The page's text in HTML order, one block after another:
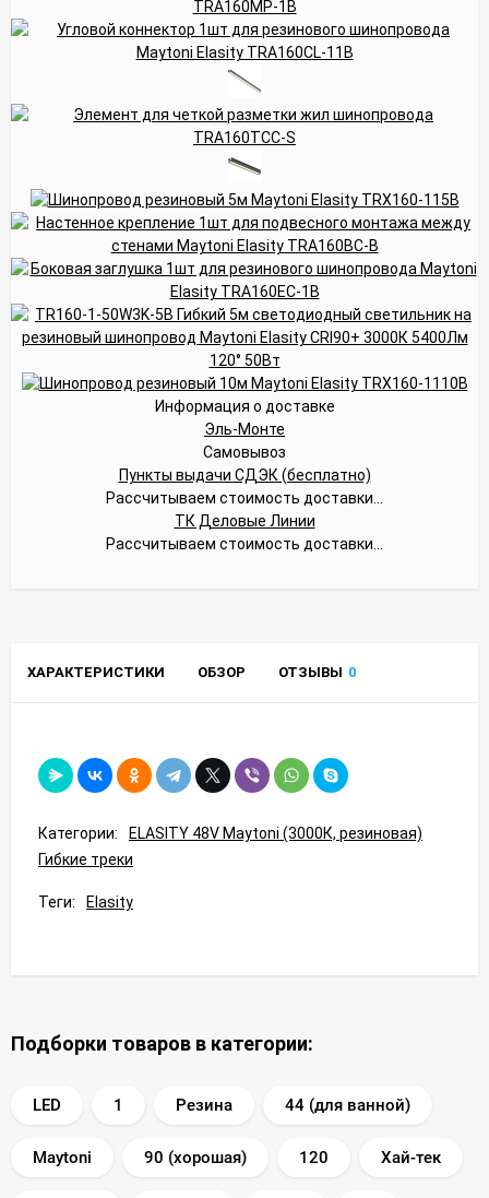
Информация о доставке
Эль-Монте
Самовывоз
Пункты выдачи СДЭК (бесплатно)
Рассчитываем стоимость доставки...
ТК Деловые Линии
Рассчитываем стоимость доставки...
ХАРАКТЕРИСТИКИ ОБЗОР ОТЗЫВЫ 0
Категории:
ELASITY 48V Maytoni (3000К, резиновая)
Гибкие треки
Теги: Elasity
Подборки товаров в категории:
LED 1 Резина 44 (для ванной)
Maytoni 90 (хорошая) 120 Хай-тек